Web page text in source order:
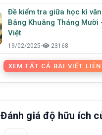
Đề kiểm tra giữa học kì
Bâng Khuâng Tháng Mười
Việt
19/02/2025• 23168
XEM TẤT CẢ BÀI VIẾT LIÊN
Đánh giá độ hữu ích